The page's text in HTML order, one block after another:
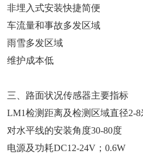
非埋入式安装快捷简便
车流量和事故多发区域
雨雪多发区域
维护成本低
三、路面状况传感器主要指标
LM1检测距离及检测区域直径2-8
对水平线的安装角度30-80度
电源及功耗DC12-24V；0.6W